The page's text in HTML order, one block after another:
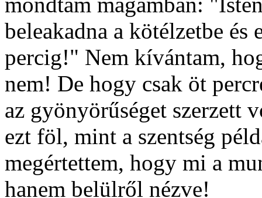
beleakadna a kötélzetbe és
percig!" Nem kívántam,
nem! De hogy csak öt
az gyönyörűséget szerzett
ezt föl, mint a szentség
megértettem, hogy mi a
hanem belülről nézve!